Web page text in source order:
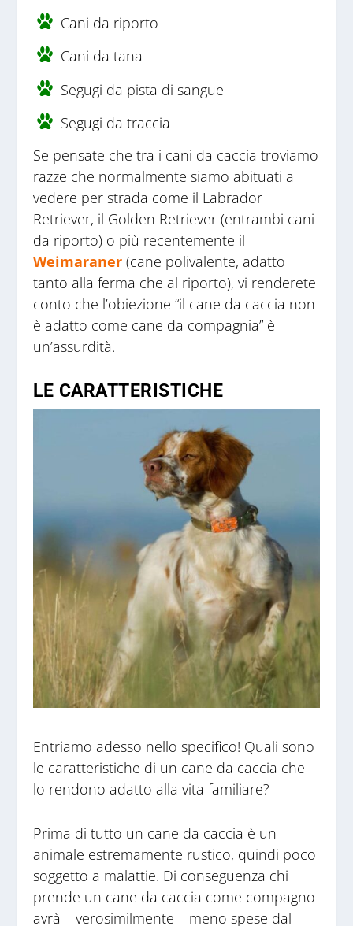
Cani da riporto
Cani da tana
Segugi da pista di sangue
Segugi da traccia
Se pensate che tra i cani da caccia troviamo
razze che normalmente siamo abituati a
vedere per strada come il Labrador
Retriever, il Golden Retriever (entrambi cani
da riporto) o più recentemente il
Weimaraner (cane polivalente, adatto
tanto alla ferma che al riporto), vi renderete
conto che l’obiezione “il cane da caccia non
è adatto come cane da compagnia” è
un’assurdità.
LE CARATTERISTICHE
Entriamo adesso nello specifico! Quali sono
le caratteristiche di un cane da caccia che
lo rendono adatto alla vita familiare?
Prima di tutto un cane da caccia è un
animale estremamente rustico, quindi poco
soggetto a malattie. Di conseguenza chi
prende un cane da caccia come compagno
avrà – verosimilmente – meno spese dal